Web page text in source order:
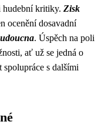
hudební kritiky. Zisk
ocenění dosavadní
. Úspěch na poli
ať už se jedná o
s dalšími